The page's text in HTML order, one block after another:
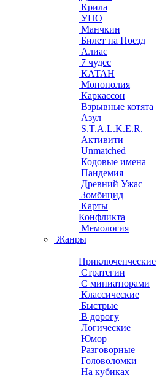
Крила
УНО
Манчкин
Билет на Поезд
Алиас
7 чудес
КАТАН
Монополия
Каркассон
Взрывные котята
Азул
S.T.A.L.K.E.R.
Активити
Unmatched
Кодовые имена
Пандемия
Древний Ужас
Зомбицид
Карты
Конфликта
Мемология
Жанры
Приключенческие
Стратегии
С миниатюрами
Классические
Быстрые
В дорогу
Логические
Юмор
Разговорные
Головоломки
На кубиках